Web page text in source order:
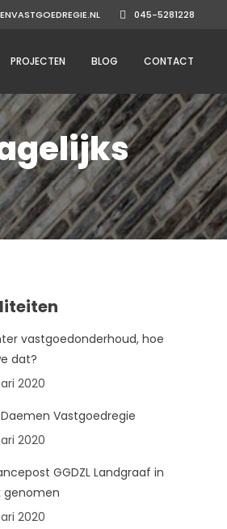
045-5281228
PROJECTEN BLOG CONTACT
vastgoedonderhoud, hoe
dat?
2020
Vastgoedregie
2020
GGDZL Landgraaf in
genomen
2020